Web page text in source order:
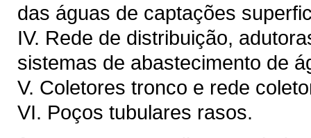
das águas de captações
IV. Rede de distribuição,
sistemas de abastecimento de
V. Coletores tronco e rede
VI. Poços tubulares rasos.